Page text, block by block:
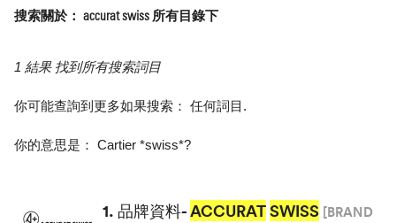
搜索關於： accurat swiss 所有目錄下
1 結果 找到所有搜索詞目
你可能查詢到更多如果搜索： 任何詞目 .
你的意思是： Cartier *swiss*?
1. 品牌資料-ACCURATSWISS [BRAND